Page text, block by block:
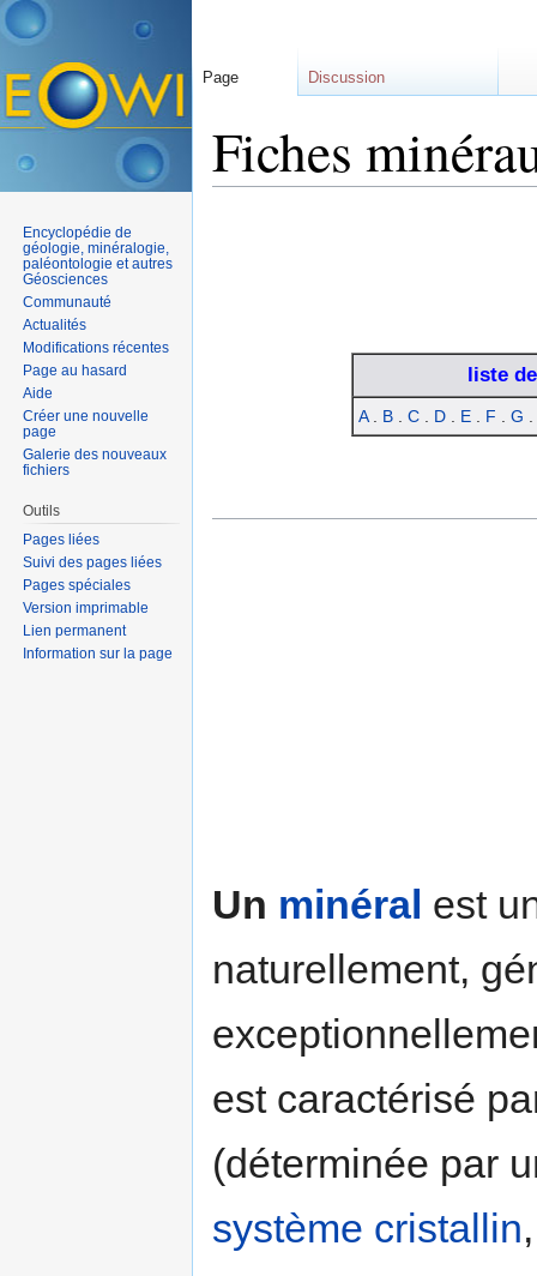
Fiches
liste
A. B . C . D . E . F . G .
Un minéral est
naturellement,
est caractérisé
(déterminée par
système cristallin
Page Discussion
Encyclopédie de
géologie, minéralogie,
paléontologie et autres
Géosciences
Communauté
Actualités
Modifications récentes
Page au hasard
Aide
Créer une nouvelle
page
Galerie des nouveaux
fichiers
Outils
Pages liées
Suivi des pages liées
Pages spéciales
Version imprimable
Lien permanent
Information sur la page